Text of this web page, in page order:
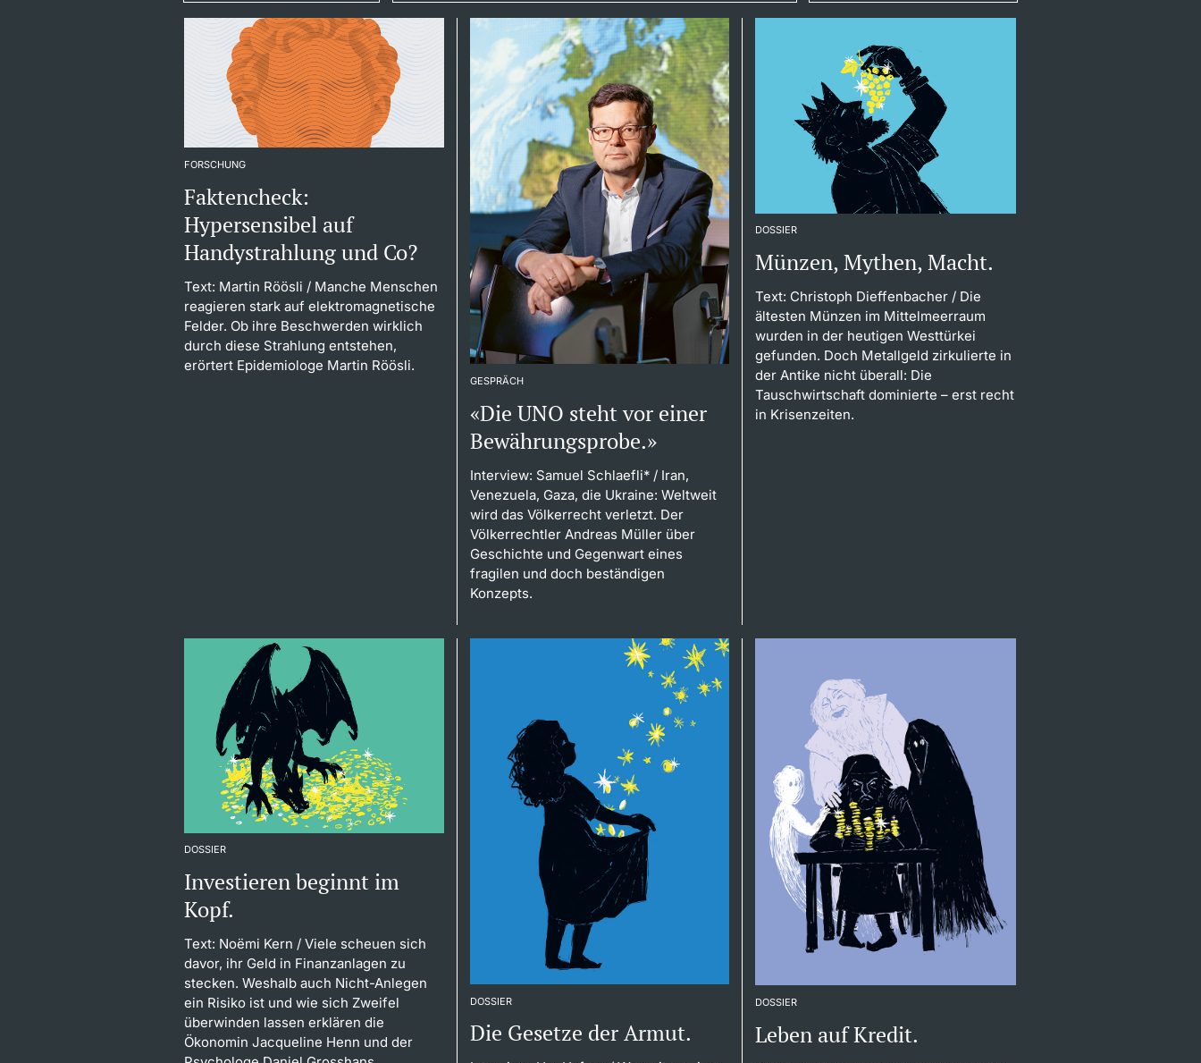
FORSCHUNG
Faktencheck:
Hypersensibel auf
Handystrahlung und Co?
Text: Martin Röösli / Manche Menschen
reagieren stark auf elektromagnetische
Felder. Ob ihre Beschwerden wirklich
durch diese Strahlung entstehen,
erörtert Epidemiologe Martin Röösli.
GESPRÄCH
«Die UNO steht vor einer
Bewährungsprobe.»
Interview: Samuel Schlaefli*/ Iran,
Venezuela, Gaza, die Ukraine: Weltweit
wird das Völkerrecht verletzt. Der
Völkerrechtler Andreas Müller über
Geschichte und Gegenwart eines
fragilen und doch beständigen
Konzepts.
DOSSIER
Münzen, Mythen, Macht.
Text: Christoph Dieffenbacher / Die
ältesten Münzen im Mittelmeerraum
wurden in der heutigen Westtürkei
gefunden. Doch Metallgeld zirkulierte in
der Antike nicht überall: Die
Tauschwirtschaft dominierte – erst recht
in Krisenzeiten.
DOSSIER
Investieren beginnt im
Kopf.
Text: Noëmi Kern / Viele scheuen sich
davor, ihr Geld in Finanzanlagen zu
stecken. Weshalb auch Nicht-Anlegen
ein Risiko ist und wie sich Zweifel
überwinden lassen erklären die
Ökonomin Jacqueline Henn und der
DOSSIER
Die Gesetze der Armut.
DOSSIER
Leben auf Kredit.